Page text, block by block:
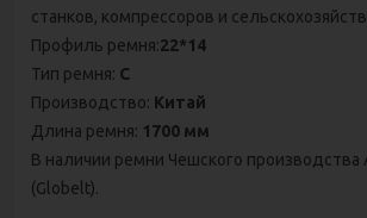
станков, компрессоров и
Профиль ремня:22*14
Тип ремня: C
Производство: Китай
Длина ремня: 1700 мм
В наличии ремни Чешского производства
(Globelt).